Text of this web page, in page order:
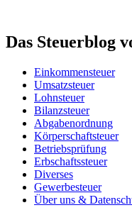
Das Steuerblog
Einkommensteuer
Umsatzsteuer
Lohnsteuer
Bilanzsteuer
Abgabenordnung
Körperschaftsteuer
Betriebsprüfung
Erbschaftssteuer
Diverses
Gewerbesteuer
Über uns &